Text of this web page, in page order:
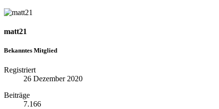
matt21
Bekanntes Mitglied
Registriert
26 Dezember 2020
Beiträge
7.166